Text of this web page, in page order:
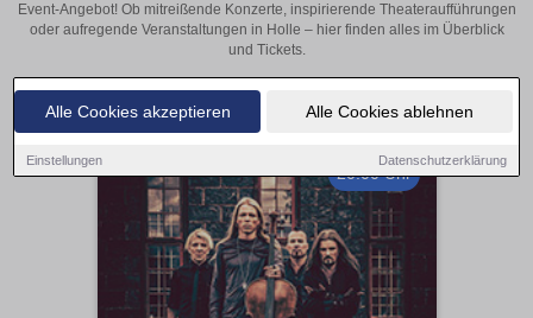
Alle Cookies akzeptieren Alle Cookies ablehnen
Einstellungen Datenschutzerklärung
Event-Angebot! Ob mitreißende Konzerte, inspirierende Theateraufführungen
oder aufregende Veranstaltungen in Holle – hier finden alles im Überblick
und Tickets.
20:00 Uhr